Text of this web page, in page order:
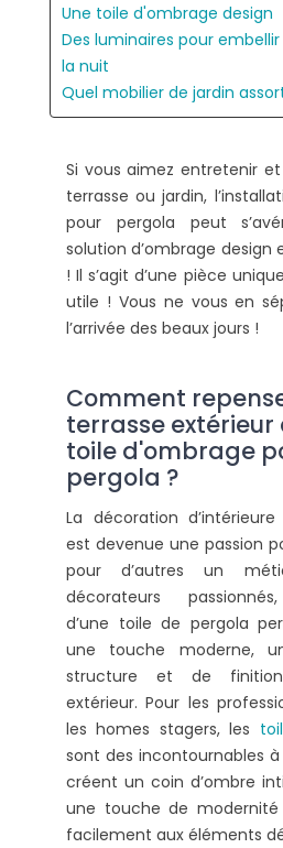
Une toile d'ombrage design
Des luminaires pour
la nuit
Quel mobilier de jardin
Si vous aimez entretenir
terrasse ou jardin,
pour pergola peut
solution d’ombrage design
! Il s’agit d’une pièce
utile ! Vous ne vous en
l’arrivée des beaux jours !
Comment
terrasse extérieur
toile d'ombrage
pergola ?
La décoration
est devenue une passion
pour d’autres un
décorateurs
d’une toile de pergola
une touche moderne,
structure et de
extérieur. Pour les
les homes stagers, les
sont des incontournables à
créent un coin d’ombre
une touche de modernité
facilement aux éléments